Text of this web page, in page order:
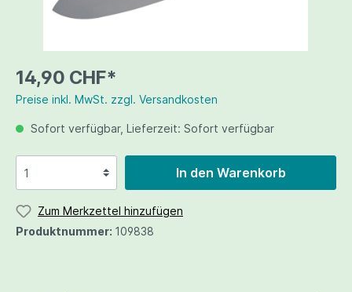
14,90 CHF*
Preise inkl. MwSt. zzgl. Versandkosten
Sofort verfügbar, Lieferzeit: Sofort verfügbar
In den Warenkorb
Zum Merkzettel hinzufügen
Produktnummer: 109838